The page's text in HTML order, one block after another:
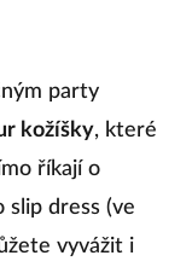
party
kožíšky, které
říkají o
slip dress (ve
vyvážit i